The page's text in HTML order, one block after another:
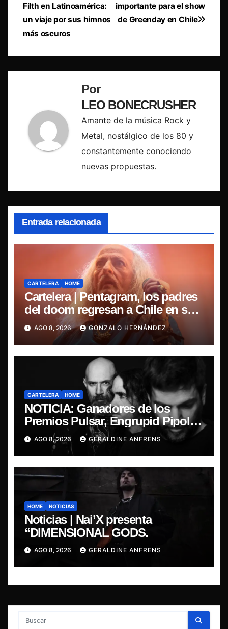
de
entradas
importante para el show
de Greenday en Chile
Filth en Latinoamérica:
un viaje por sus himnos
más oscuros
Por
LEO BONECRUSHER
Amante de la música Rock y
Metal, nostálgico de los 80 y
constantemente conociendo
nuevas propuestas.
Entrada relacionada
CARTELERA HOME
Cartelera | Pentagram, los padres
del doom regresan a Chile en su
última misa
AGO 8, 2026 GONZALO HERNÁNDEZ
CARTELERA HOME
NOTICIA: Ganadores de los
Premios Pulsar, Engrupid Pipol
presentan show exclusivo.
AGO 8, 2026 GERALDINE ANFRENS
HOME NOTICIAS
Noticias | Nai’X presenta
“DIMENSIONAL GODS.
AGO 8, 2026 GERALDINE ANFRENS